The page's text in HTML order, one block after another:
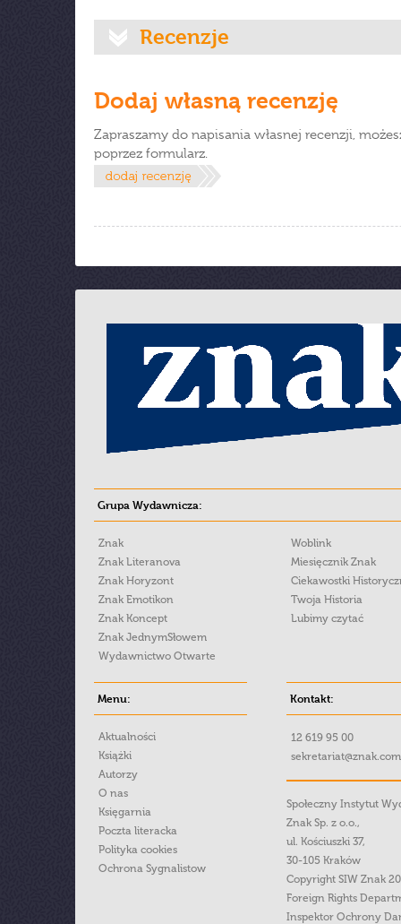
Recenzje
Dodaj własną recenzję
Zapraszamy do napisania własnej recenzji,
poprzez formularz.
Grupa Wydawnicza:
Znak
Znak Literanova
Znak Horyzont
Znak Emotikon
Znak Koncept
Znak JednymSłowem
Wydawnictwo Otwarte
Woblink
Miesięcznik Znak
Ciekawostki
Twoja Historia
Lubimy czytać
Menu:
Aktualności
Książki
Autorzy
O nas
Księgarnia
Poczta literacka
Polityka cookies
Ochrona Sygnalistow
Kontakt:
12 619 95 00
Społeczny Instytut
Znak Sp. z o.o.,
ul. Kościuszki 37,
30-105 Kraków
Copyright SIW Znak
Foreign Rights
Inspektor Ochrony